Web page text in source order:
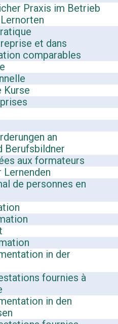
Praxis im Betrieb
et dans
comparables
Kurse
an
Berufsbildner
aux formateurs
de personnes en
in der
fournies à
in den